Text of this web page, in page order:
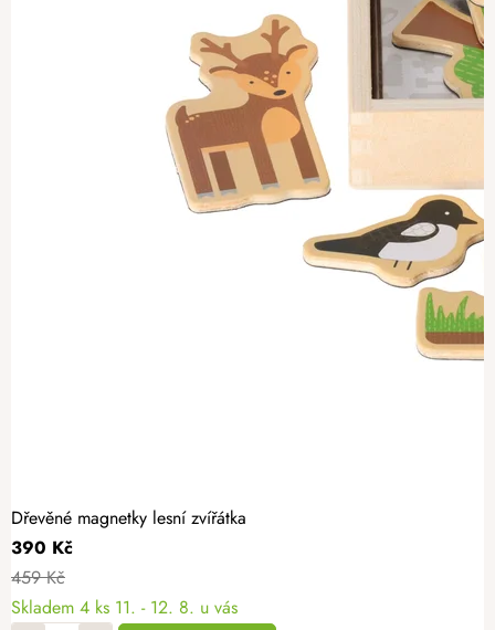
Dřevěné magnetky lesní zvířátka
390 Kč
459 Kč
Skladem 4 ks 11. - 12. 8. u vás